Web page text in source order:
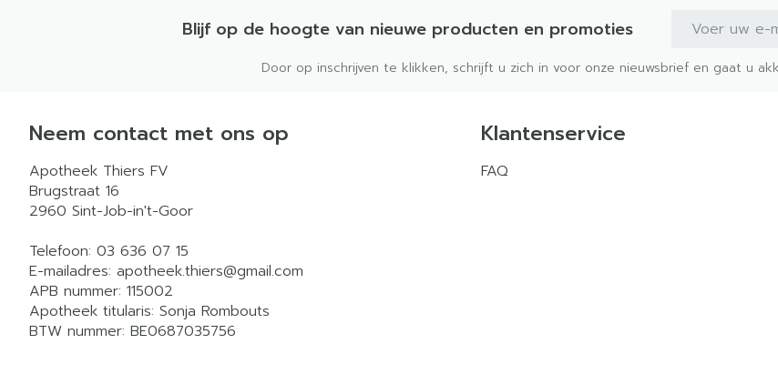
Blijf op de hoogte van nieuwe producten en promoties E-mail adres
Door op inschrijven te klikken, schrijft u zich in voor onze nieuwsbrief en gaat u
Neem contact met ons op
Apotheek Thiers FV
Brugstraat 16
2960 Sint-Job-in't-Goor
Telefoon: 03 636 07 15
E-mailadres: apotheek.thiers@gmail.com
APB nummer: 115002
Apotheek titularis: Sonja Rombouts
BTW nummer: BE0687035756
Klantenservice
FAQ